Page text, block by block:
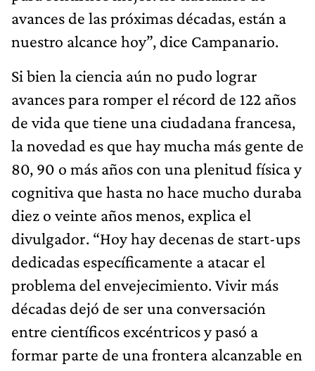
avances de las próximas décadas, están a
nuestro alcance hoy”, dice Campanario.
Si bien la ciencia aún no pudo lograr
avances para romper el récord de 122 años
de vida que tiene una ciudadana francesa,
la novedad es que hay mucha más gente de
80, 90 o más años con una plenitud física y
cognitiva que hasta no hace mucho duraba
diez o veinte años menos, explica el
divulgador. “Hoy hay decenas de start-ups
dedicadas específicamente a atacar el
problema del envejecimiento. Vivir más
décadas dejó de ser una conversación
entre científicos excéntricos y pasó a
formar parte de una frontera alcanzable en